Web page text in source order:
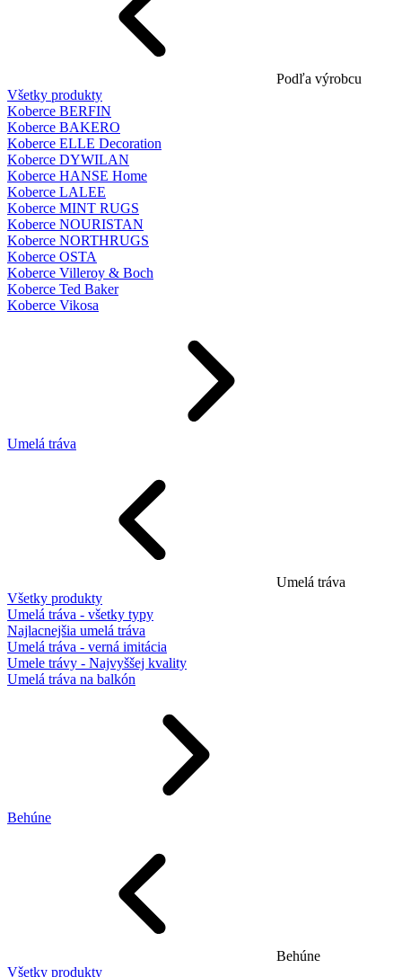
Podľa výrobcu
Všetky produkty
Koberce BERFIN
Koberce BAKERO
Koberce ELLE Decoration
Koberce DYWILAN
Koberce HANSE Home
Koberce LALEE
Koberce MINT RUGS
Koberce NOURISTAN
Koberce NORTHRUGS
Koberce OSTA
Koberce Villeroy & Boch
Koberce Ted Baker
Koberce Vikosa
Umelá tráva
Umelá tráva
Všetky produkty
Umelá tráva - všetky typy
Najlacnejšia umelá tráva
Umelá tráva - verná imitácia
Umele trávy - Najvyššej kvality
Umelá tráva na balkón
Behúne
Behúne
Všetky produkty